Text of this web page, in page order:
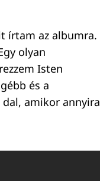
írtam az albumra.
olyan
Isten
és a
amikor annyira